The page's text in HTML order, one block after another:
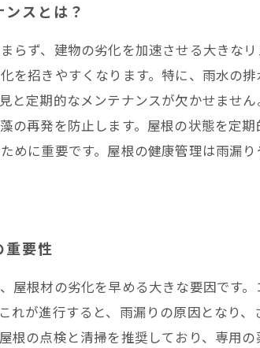
スとは？
らず、建物の劣化を加速させる大きな
を招きやすくなります。特に、雨水の
と定期的なメンテナンスが欠かせませ
の再発を防止します。屋根の状態を定
めに重要です。屋根の健康管理は雨漏
要性
屋根材の劣化を早める大きな要因です
れが進行すると、雨漏りの原因となり
根の点検と清掃を推奨しており、専用